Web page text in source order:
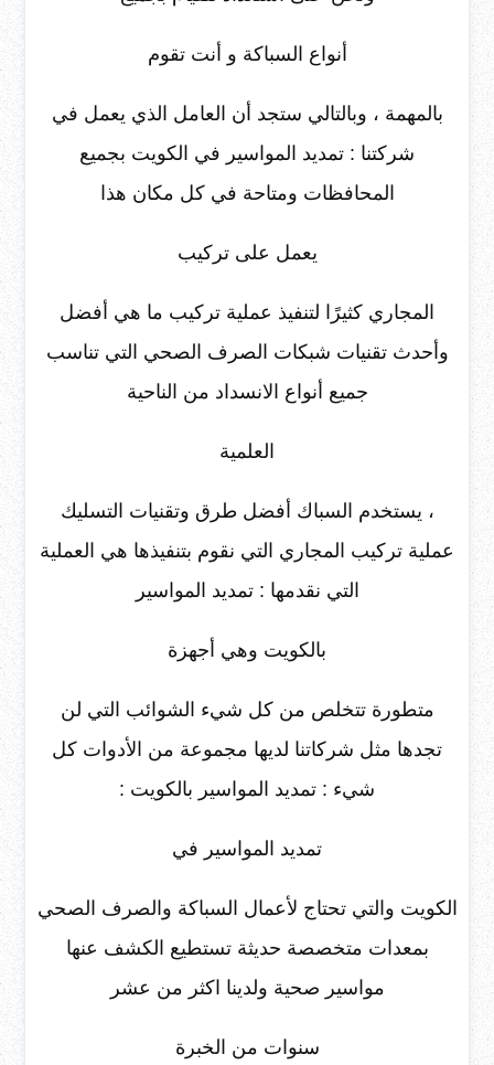
أنواع السباكة و أنت تقوم
بالمهمة ، وبالتالي ستجد أن العامل الذي يعمل في
شركتنا : تمديد المواسير في الكويت بجميع
المحافظات ومتاحة في كل مكان هذا
يعمل على تركيب
المجاري كثيرًا لتنفيذ عملية تركيب ما هي أفضل
وأحدث تقنيات شبكات الصرف الصحي التي تناسب
جميع أنواع الانسداد من الناحية
العلمية
، يستخدم السباك أفضل طرق وتقنيات التسليك
عملية تركيب المجاري التي نقوم بتنفيذها هي العملية
التي نقدمها : تمديد المواسير
بالكويت وهي أجهزة
متطورة تتخلص من كل شيء الشوائب التي لن
تجدها مثل شركاتنا لديها مجموعة من الأدوات كل
شيء : تمديد المواسير بالكويت :
تمديد المواسير في
الكويت والتي تحتاج لأعمال السباكة والصرف الصحي
بمعدات متخصصة حديثة تستطيع الكشف عنها
مواسير صحية ولدينا اكثر من عشر
سنوات من الخبرة